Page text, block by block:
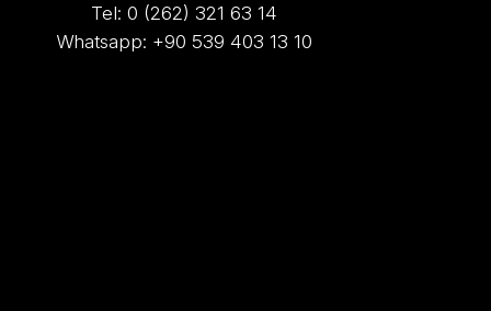
Tel: 0 (262) 321 63 14
Whatsapp: +90 539 403 13 10